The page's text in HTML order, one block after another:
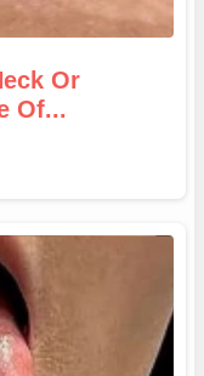
Or
Of...